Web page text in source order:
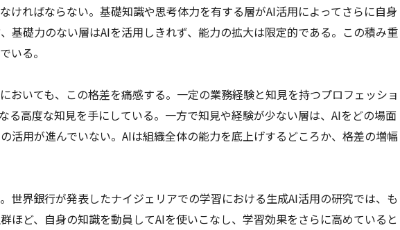
ければならない。基礎知識や思考体力を有する層がAI活用によってさらに自身
基礎力のない層はAIを活用しきれず、能力の拡大は限定的である。この積み重
いる。
おいても、この格差を痛感する。一定の業務経験と知見を持つプロフェッショ
る高度な知見を手にしている。一方で知見や経験が少ない層は、AIをどの場面
活用が進んでいない。AIは組織全体の能力を底上げするどころか、格差の増幅
世界銀行が発表したナイジェリアでの学習における生成AI活用の研究では、も
ほど、自身の知識を動員してAIを使いこなし、学習効果をさらに高めていると